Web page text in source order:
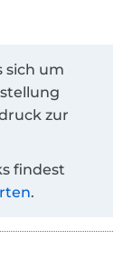
sich um
zur
findest
.